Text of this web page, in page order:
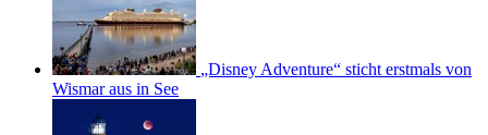
„Disney Adventure“ sticht erstmals von
Wismar aus in See